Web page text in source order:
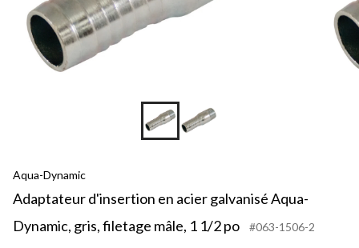
Aqua-Dynamic
Adaptateur d'insertion en acier galvanisé Aqua-
Dynamic, gris, filetage mâle, 1 1/2 po
#063-1506-2